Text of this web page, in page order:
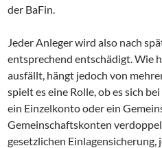
der BaFin.
Jeder Anleger wird also nach
entsprechend entschädigt. Wie
ausfällt, hängt jedoch von
spielt es eine Rolle, ob es sich
ein Einzelkonto oder ein
Gemeinschaftskonten
gesetzlichen